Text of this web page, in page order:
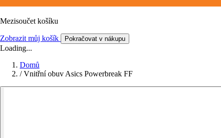
Mezisoučet košíku
Zobrazit můj košík Pokračovat v nákupu
Loading...
Domů
/ Vnitřní obuv Asics Powerbreak FF